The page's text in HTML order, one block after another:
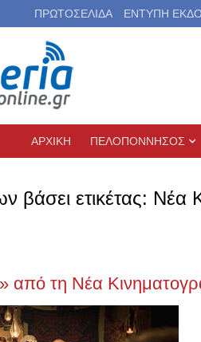
ΠΡΩΤΟΣΕΛΙΔΑ ΕΝΤΥΠΗ
ΑΡΧΙΚΗ ΠΕΛΟΠΟΝΝΗΣΟΣ
βάσει ετικέτας: Νέα
από τη Νέα